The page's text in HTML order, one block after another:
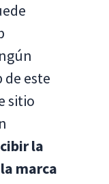
este
sitio
la
marca